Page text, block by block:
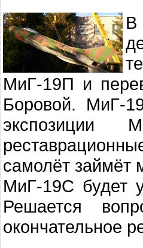
МиГ-19П и
Боровой. МиГ-
экспозиции
самолёт займёт
МиГ-19С будет
Решается
окончательное